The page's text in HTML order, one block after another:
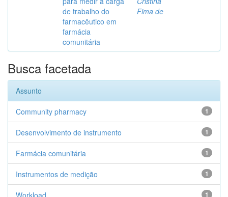
de trabalho do
farmacêutico em
farmácia
comunitária
Fima de
Busca facetada
Assunto
1
Community pharmacy
1
Desenvolvimento de instrumento
1
Farmácia comunitária
1
Instrumentos de medição
1
Workload